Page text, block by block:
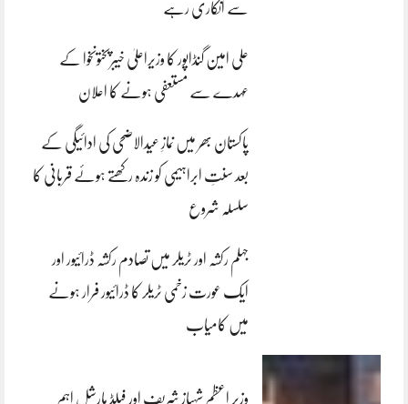
سے انکاری رہے
علی امین گنڈاپور کا وزیراعلیٰ خیبرپختونخوا کے
عہدے سے مستعفی ہونے کا اعلان
پاکستان بھر میں نمازِ عیدالاضحی کی ادائیگی کے
بعد سنتِ ابراہیمی کو زندہ رکھتے ہوئے قربانی کا
سلسلہ شروع
جہلم رکشہ اور ٹریلر میں تصادم رکشہ ڈرائیور اور
ایک عورت زخمی ٹریلر کا ڈرائیور فرار ہونے
میں کامیاب
وزیر اعظم شہباز شریف اور فیلڈ مارشل اہم